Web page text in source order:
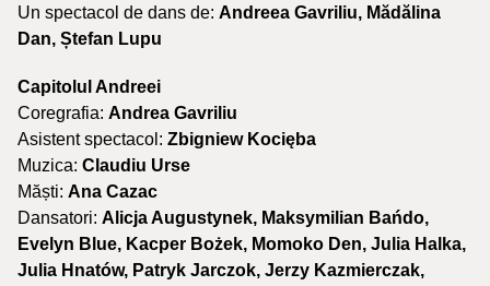
Un spectacol de dans de: Andreea Gavriliu, Mădălina
Dan, Ștefan Lupu
Capitolul Andreei
Coregrafia: Andrea Gavriliu
Asistent spectacol: Zbigniew Kocięba
Muzica: Claudiu Urse
Măști: Ana Cazac
Dansatori: Alicja Augustynek, Maksymilian Bańdo,
Evelyn Blue, Kacper Bożek, Momoko Den, Julia Halka,
Julia Hnatów, Patryk Jarczok, Jerzy Kazmierczak,